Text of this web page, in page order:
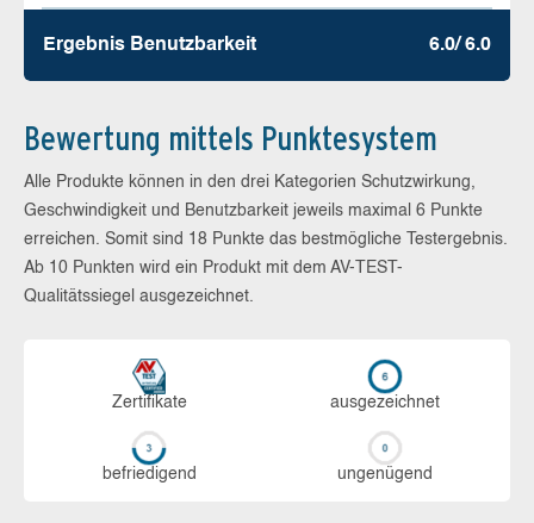
Ergebnis Benutz­barkeit 6.0/ 6.0
Bewertung mittels Punktesystem
Alle Produkte können in den drei Kategorien Schutzwirkung,
Geschwindigkeit und Benutzbarkeit jeweils maximal 6 Punkte
erreichen. Somit sind 18 Punkte das bestmögliche Testergebnis.
Ab 10 Punkten wird ein Produkt mit dem AV-TEST-
Qualitätssiegel ausgezeichnet.
Zerti­fikate aus­ge­zeich­net
be­frie­di­gend un­ge­nü­gend